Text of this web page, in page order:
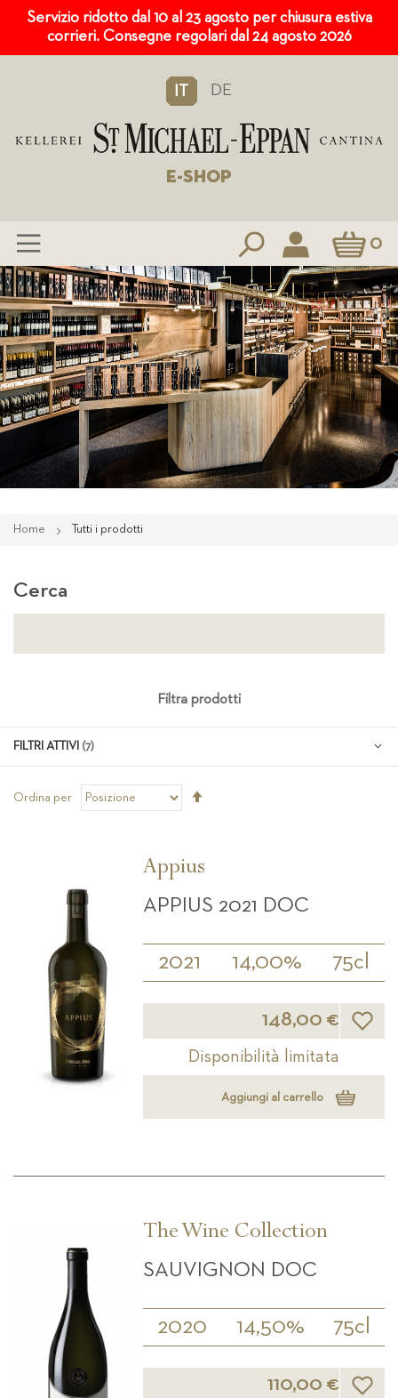
Servizio ridotto dal 10 al 23 agosto per chiusura estiva
corrieri. Consegne regolari dal 24 agosto 2026
IT DE
E-SHOP
Carrello0
Salta
al
contenuto
Home Tutti i prodotti
Ordina per
Appius
APPIUS 2021 DOC
2021 14,00% 75cl
148,00 € Lista
Disponibilità limitata
Aggiungi al carrello
The Wine Collection
SAUVIGNON DOC
2020 14,50% 75cl
110,00 € Lista
Cerca
Filtra prodotti
FILTRI ATTIVI